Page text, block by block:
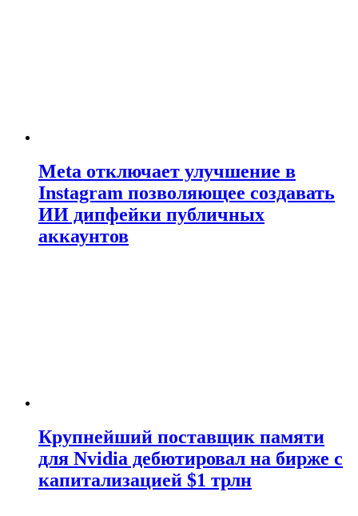
Meta отключает улучшение в
Instagram позволяющее создавать
ИИ дипфейки публичных
аккаунтов
Крупнейший поставщик памяти
для Nvidia дебютировал на бирже с
капитализацией $1 трлн